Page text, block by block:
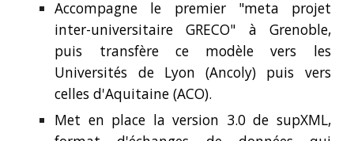
Accompagne le premier "meta projet
inter-universitaire GRECO" à Grenoble,
puis transfère ce modèle vers les
Universités de Lyon (Ancoly) puis vers
celles d'Aquitaine (ACO).
Met en place la version 3.0 de supXML,